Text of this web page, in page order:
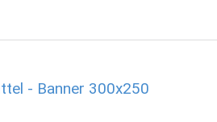
- Banner 300x250